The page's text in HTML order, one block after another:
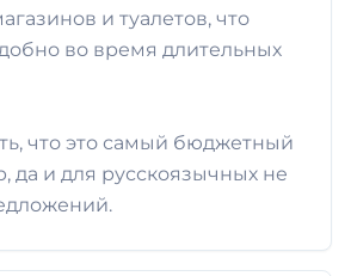
и туалетов, что
во время длительных
что это самый бюджетный
да и для русскоязычных не